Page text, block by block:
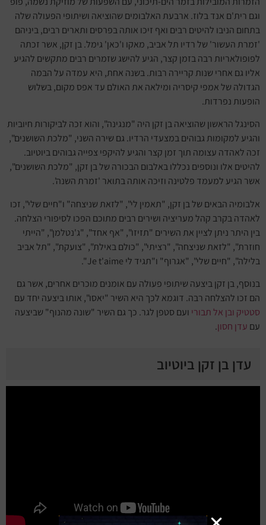
וגם רית'ם אנד בלוז. ארבעת האלבומים שהוציאה ושיתופי הפעולה שלה
בתחום הניבו להיטים רבים ואף זיכו אותה בפרסים ותארים רבים, ביניהם
'זמרת העשור' של רדיו תל אביב, מאקו ו'כאן' גימל. בן זקן, אשר זכתה
לפופולאריות רבה בזמן קצר, הגיע להישג שזמרים רבים מתקשים להגיע
אליו גם אחרי שנות קריירה רבות. בשנה אחת, היא עמדה על הבמה
הגדולה של אמפי קיסריה ומילאה את האולם עד אפס מקום, בשלוש
הופעות נפרדות.
הסינגל הראשון שהוציאה בן זקן היה "מנגינה", והוא זכה לביקורות חיוביות
והגיע למקומות גבוהים במצעדי הרדיו. גם שירה השני, "מלכת השושנים",
זכה לאהדה עצומה תוך זמן קצר והגיע להיקפי צפייה גבוהים ביוטיוב.
להיטים אלו ונוספים נכללו באלבום הבכורה של בן זקן, "מלכת השושנים",
אשר הגיע למעמד פלטינה וזיכה אותה בתואר 'זמרת השנה'.
אלבומיה הבאים של בן זקן, "תאמין לי", "לזאת שניצחה" ו"חיים שלי", זכו
לאהדה בקרב קהל מעריציה ושירים רבים מתוכם הפכו לסיפורי הצלחה.
בין היתר ניתן לציין את השירים "תזיזו", "אף אחד", "ג'נטלמן", "הייתי
חוזרת", "לזאת שניצחה", "רציתי", "כולם באילת", "צועקת", "תל אביב
בלילה", "חיים שלי", "אגרוף" ו"תגיד לי Je t'aime".
בנוסף, בן זקן ביצעה שיתופי פעולה עם אומנים מוכרים אחרים, אשר גם
הם זכו להצלחה רבה. דוגמא לכך היא השיר "יאסו", אותו ביצעה יחד עם
סטטיק ובן אל תבורי ועם סטפן לגר. כך גם השיר "שונה מהנוף" שביצעה
עם עדן חסון.
עדן בן זקן ביוטיוב